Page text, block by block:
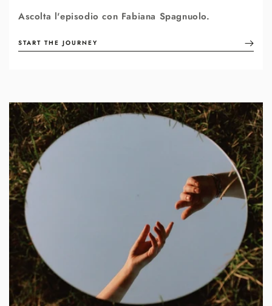
Ascolta l'episodio con Fabiana Spagnuolo.
START THE JOURNEY